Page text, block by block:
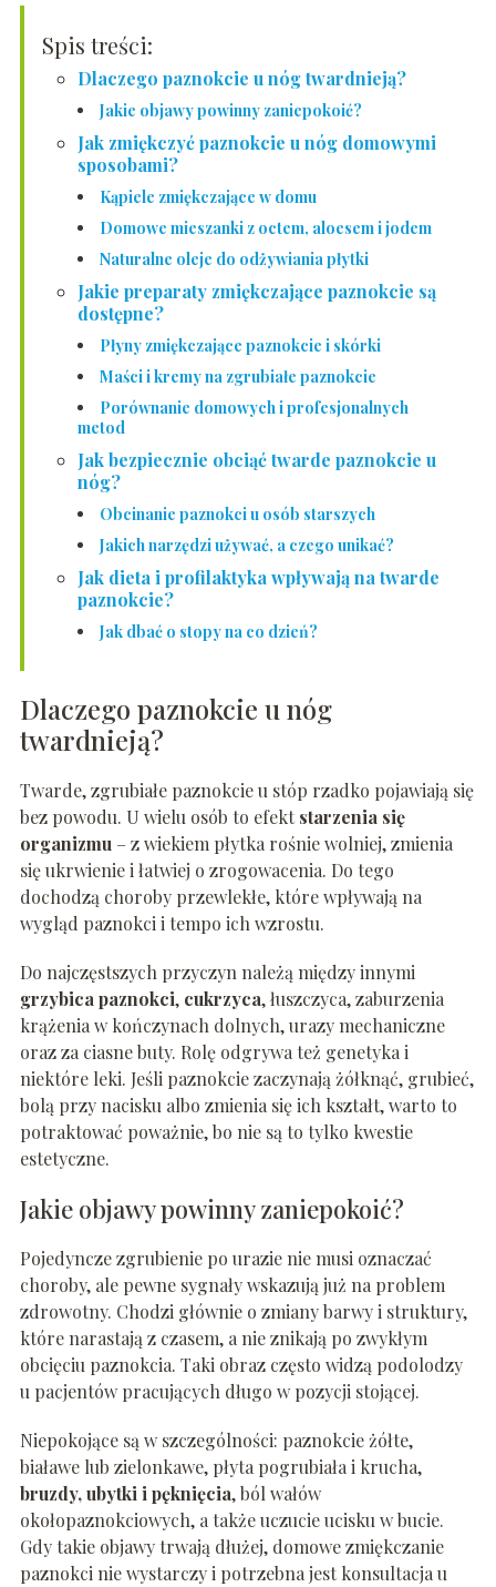
Spis treści:
Dlaczego paznokcie u nóg twardnieją?
Jakie objawy powinny zaniepokoić?
Jak zmiękczyć paznokcie u nóg domowymi
sposobami?
Kąpiele zmiękczające w domu
Domowe mieszanki z octem, aloesem i jodem
Naturalne oleje do odżywiania płytki
Jakie preparaty zmiękczające paznokcie są
dostępne?
Płyny zmiękczające paznokcie i skórki
Maści i kremy na zgrubiałe paznokcie
Porównanie domowych i profesjonalnych
metod
Jak bezpiecznie obciąć twarde paznokcie u
nóg?
Obcinanie paznokci u osób starszych
Jakich narzędzi używać, a czego unikać?
Jak dieta i profilaktyka wpływają na twarde
paznokcie?
Jak dbać o stopy na co dzień?
Dlaczego paznokcie u nóg
twardnieją?
Twarde, zgrubiałe paznokcie u stóp rzadko pojawiają się
bez powodu. U wielu osób to efekt starzenia się
organizmu– z wiekiem płytka rośnie wolniej, zmienia
się ukrwienie i łatwiej o zrogowacenia. Do tego
dochodzą choroby przewlekłe, które wpływają na
wygląd paznokci i tempo ich wzrostu.
Do najczęstszych przyczyn należą między innymi
grzybica paznokci, cukrzyca, łuszczyca, zaburzenia
krążenia w kończynach dolnych, urazy mechaniczne
oraz za ciasne buty. Rolę odgrywa też genetyka i
niektóre leki. Jeśli paznokcie zaczynają żółknąć, grubieć,
bolą przy nacisku albo zmienia się ich kształt, warto to
potraktować poważnie, bo nie są to tylko kwestie
estetyczne.
Jakie objawy powinny zaniepokoić?
Pojedyncze zgrubienie po urazie nie musi oznaczać
choroby, ale pewne sygnały wskazują już na problem
zdrowotny. Chodzi głównie o zmiany barwy i struktury,
które narastają z czasem, a nie znikają po zwykłym
obcięciu paznokcia. Taki obraz często widzą podolodzy
u pacjentów pracujących długo w pozycji stojącej.
Niepokojące są w szczególności: paznokcie żółte,
białawe lub zielonkawe, płyta pogrubiała i krucha,
bruzdy, ubytki i pęknięcia, ból wałów
okołopaznokciowych, a także uczucie ucisku w bucie.
Gdy takie objawy trwają dłużej, domowe zmiękczanie
paznokci nie wystarczy i potrzebna jest konsultacja u